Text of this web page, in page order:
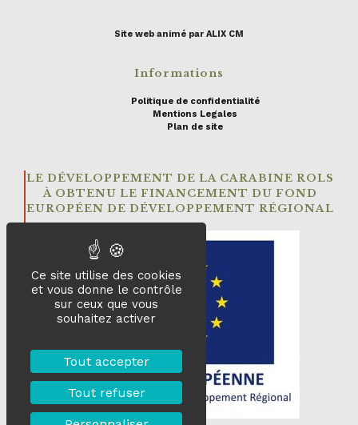
Site web animé par ALIX CM
Informations
Politique de confidentialité
Mentions Legales
Plan de site
LE DÉVELOPPEMENT DE LA CARABINE ROLS
À OBTENU LE FINANCEMENT DU FOND
EUROPÉEN DE DÉVELOPPEMENT RÉGIONAL
Ce site utilise des cookies
et vous donne le contrôle
sur ceux que vous
souhaitez activer
Tout accepter
Tout refuser